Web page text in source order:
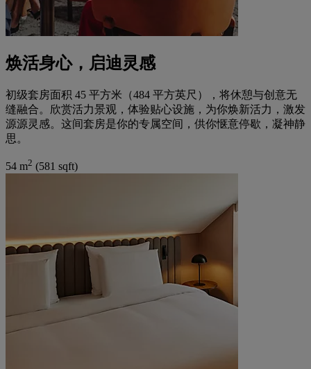
焕活身心，启迪灵感
初级套房面积 45 平方米（484 平方英尺），将休憩与创意无
缝融合。欣赏活力景观，体验贴心设施，为你焕新活力，激发
源源灵感。这间套房是你的专属空间，供你惬意停歇，凝神静
思。
54 m2 (581 sqft)